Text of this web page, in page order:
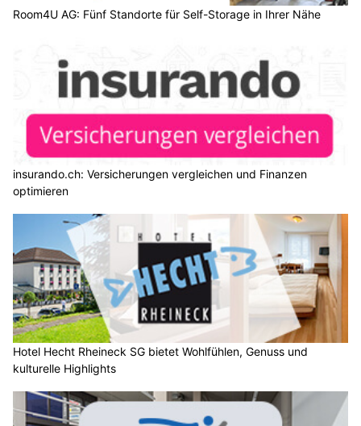
Room4U AG: Fünf Standorte für Self-Storage in Ihrer Nähe
insurando.ch: Versicherungen vergleichen und Finanzen
optimieren
Hotel Hecht Rheineck SG bietet Wohlfühlen, Genuss und
kulturelle Highlights